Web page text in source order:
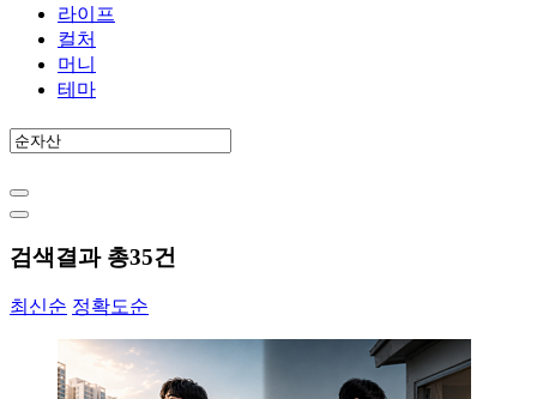
라이프
컬처
머니
테마
검색결과 총35건
최신순 정확도순